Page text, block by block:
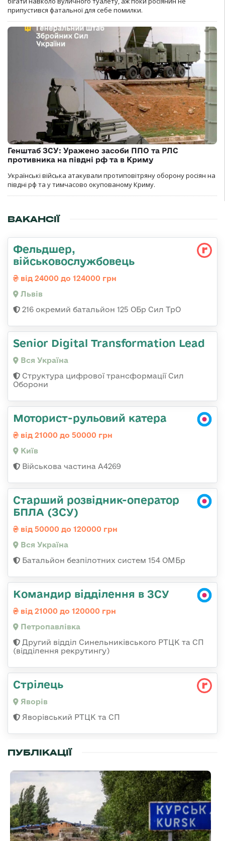
припустився фатальної для себе помилки.
Генштаб ЗСУ: Уражено засоби ППО та РЛС
противника на півдні рф та в Криму
Українські війська атакували протиповітряну оборону росіян на
півдні рф та у тимчасово окупованому Криму.
ВАКАНСІЇ
Фельдшер,
військовослужбовець
від 24000 до 124000 грн
Львів
216 окремий батальйон 125 ОБр Сил ТрО
Senior Digital Transformation Lead
Вся Україна
Структура цифрової трансформації Сил
Оборони
Моторист-рульовий катера
від 21000 до 50000 грн
Київ
Військова частина А4269
Старший розвідник-оператор
БПЛА (ЗСУ)
від 50000 до 120000 грн
Вся Україна
Батальйон безпілотних систем 154 ОМБр
Командир відділення в ЗСУ
від 21000 до 120000 грн
Петропавлівка
Другий відділ Синельниківського РТЦК та СП
(відділення рекрутингу)
Стрілець
Яворів
Яворівський РТЦК та СП
ПУБЛІКАЦІЇ